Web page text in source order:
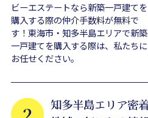
ビーエステートなら新築一戸建てを
購入する際の仲介手数料が無料で
す！東海市・知多半島エリアで新築
一戸建てを購入する際は、私たちに
お任せください。